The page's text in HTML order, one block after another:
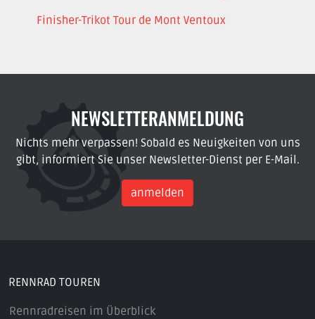
Finisher-Trikot Tour de Mont Ventoux
NEWSLETTERANMELDUNG
Nichts mehr verpassen! Sobald es Neuigkeiten von uns
gibt, informiert Sie unser Newsletter-Dienst per E-Mail.
anmelden
RENNRAD TOUREN
Rennradreisen im Überblick